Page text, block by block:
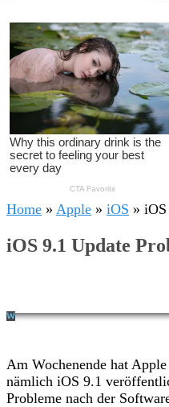
Home » Apple » iOS »
iOS 9.1 Update
Am Wochenende hat
nämlich iOS 9.1
Probleme nach der